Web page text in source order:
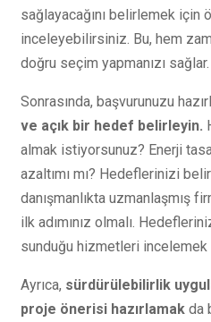
sağlayacağını belirlemek için
inceleyebilirsiniz. Bu, hem
doğru seçim yapmanızı sağlar.
Sonrasında, başvurunuzu
ve açık bir hedef belirleyin.
almak istiyorsunuz? Enerji
azaltımı mı? Hedeflerinizi
danışmanlıkta uzmanlaşmış
ilk adımınız olmalı.
sunduğu hizmetleri incelemek
Ayrıca, sürdürülebilirlik
proje önerisi hazırlamak da